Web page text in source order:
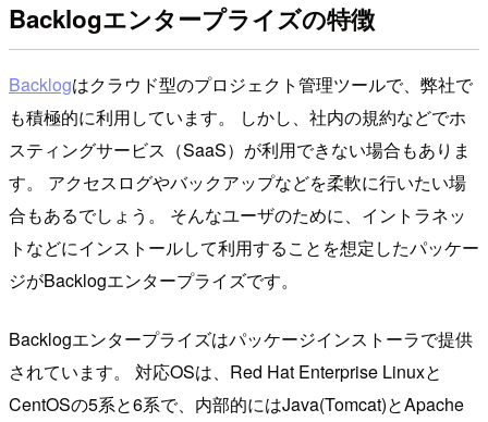
Backlogエンタープライズの特徴
Backlogはクラウド型のプロジェクト管理ツールで、弊社で
も積極的に利用しています。 しかし、社内の規約などでホ
スティングサービス（SaaS）が利用できない場合もありま
す。 アクセスログやバックアップなどを柔軟に行いたい場
合もあるでしょう。 そんなユーザのために、イントラネッ
トなどにインストールして利用することを想定したパッケー
ジがBacklogエンタープライズです。
Backlogエンタープライズはパッケージインストーラで提供
されています。 対応OSは、Red Hat Enterprise Linuxと
CentOSの5系と6系で、内部的にはJava(Tomcat)とApache